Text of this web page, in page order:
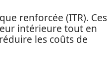
renforcée (ITR). Ces
intérieure tout en
les coûts de